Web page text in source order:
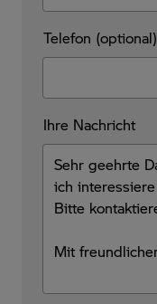
Telefon (optional)
Ihre Nachricht